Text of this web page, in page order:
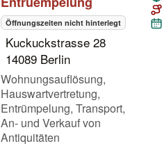
Öffnungszeiten nicht hinterlegt
Kuckuckstrasse 28
14089 Berlin
Wohnungsauflösung,
Hauswartvertretung,
Entrümpelung, Transport,
An- und Verkauf von
Antiquitäten